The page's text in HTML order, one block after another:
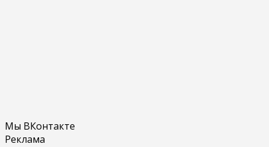
Мы ВКонтакте
Реклама